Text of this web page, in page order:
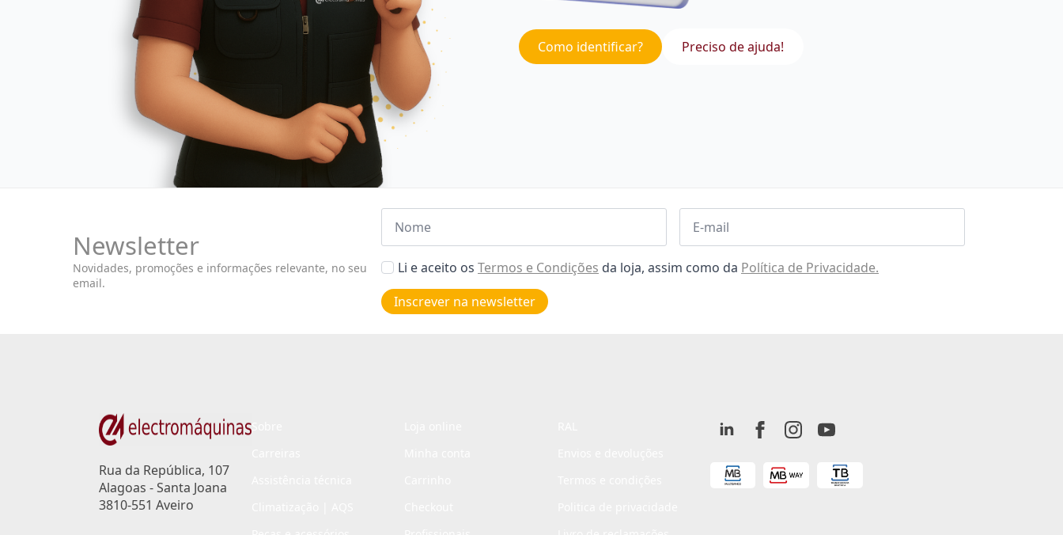
Como identificar? Preciso de ajuda!
Newsletter
Novidades, promoções e informações relevante, no seu
email.
Nome Email
Aceitar
de
privacidade
Li e aceito os Termos e Condições da loja, assim como da Política de Privacidade.
Inscrever na newsletter
Rua da República, 107
Alagoas - Santa Joana
3810-551 Aveiro